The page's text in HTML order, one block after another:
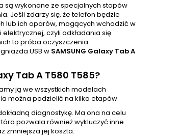
są wykonane ze specjalnych stopów
Jeśli zdarzy się, że telefon będzie
lub ich oparów, mogących wchodzić w
czyli odkładania się
to próba oczyszczenia
USB w SAMSUNG Galaxy Tab A
Tab A T580 T585?
ją we wszystkich modelach
można podzielić na kilka etapów.
diagnostykę. Ma ona na celu
pozwala również wykluczyć inne
zmniejsza jej koszta.